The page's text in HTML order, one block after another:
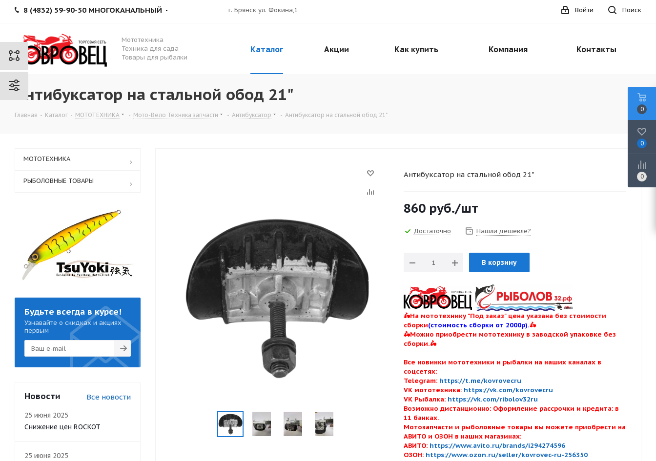
8 (4832) 59-90-50 МНОГОКАНАЛЬНЫЙ г. Брянск ул. Фокина,1 Поиск
Войти
Мототехника
Техника для сада
Товары для рыбалки
Каталог Акции Как купить Компания Контакты
Антибуксатор на стальной обод 21"
Главная - Каталог - МОТОТЕХНИКА - Мото-Вело Техника запчасти - Антибуксатор - Антибуксатор на стальной обод 21"
Антибуксатор на стальной обод 21"
860 руб./шт
Достаточно Нашли дешевле?
В корзину
🛵На мототехнику "Под заказ" цена указана без стоимости
сборки(стоимость сборки от 2000р).🛵
🛵Можно приобрести мототехнику в заводской упаковке без
сборки.🛵
Все новинки мототехники и рыбалки на наших каналах в
соцсетях:
Telegram: https://t.me/kovrovecru
VK мототехника: https://vk.com/kovrovecru
VK Рыбалка: https://vk.com/ribolov32ru
Возможно дистанционно: Оформление рассрочки и кредита: в
11 банках.
Мотозапчасти и рыболовные товары вы можете приобрести на
АВИТО и ОЗОН в наших магазинах:
АВИТО: https://www.avito.ru/brands/i294274596
ОЗОН: https://www.ozon.ru/seller/kovrovec-ru-256350
МОТОТЕХНИКА
РЫБОЛОВНЫЕ ТОВАРЫ
Будьте всегда в курсе!
Узнавайте о скидках и акциях
первым
Новости Все новости
25 июня 2025
Снижение цен ROCKOT
25 июня 2025
0
0
0